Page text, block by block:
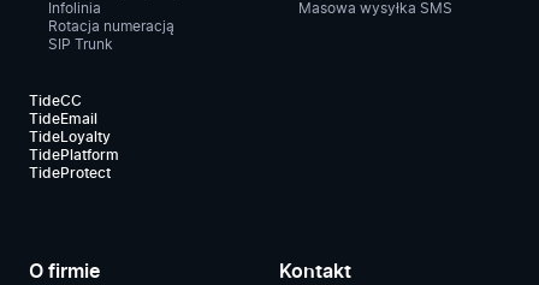
Infolinia
Rotacja numeracją
SIP Trunk
Masowa wysyłka SMS
TideCC
TideEmail
TideLoyalty
TidePlatform
TideProtect
O firmie Kontakt